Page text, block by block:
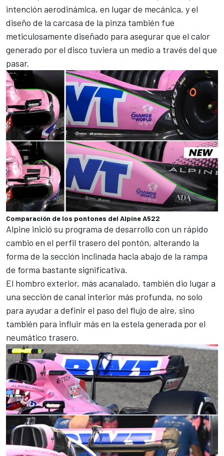
intención aerodinámica, en lugar de mecánica, y el
diseño de la carcasa de la pinza también fue
meticulosamente diseñado para asegurar que el calor
generado por el disco tuviera un medio a través del que
pasar.
Comparación de los pontones del Alpine A522
Alpine inició su programa de desarrollo con un rápido
cambio en el perfil trasero del pontón, alterando la
forma de la sección inclinada hacia abajo de la rampa
de forma bastante significativa.
El hombro exterior, más acanalado, también dio lugar a
una sección de canal interior más profunda, no solo
para ayudar a definir el paso del flujo de aire, sino
también para influir más en la estela generada por el
neumático trasero.